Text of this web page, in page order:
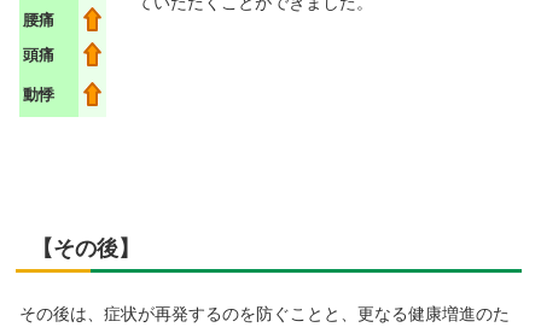
腰痛
頭痛
動悸
【その後】
その後は、症状が再発するのを防ぐことと、更なる健康増進のた